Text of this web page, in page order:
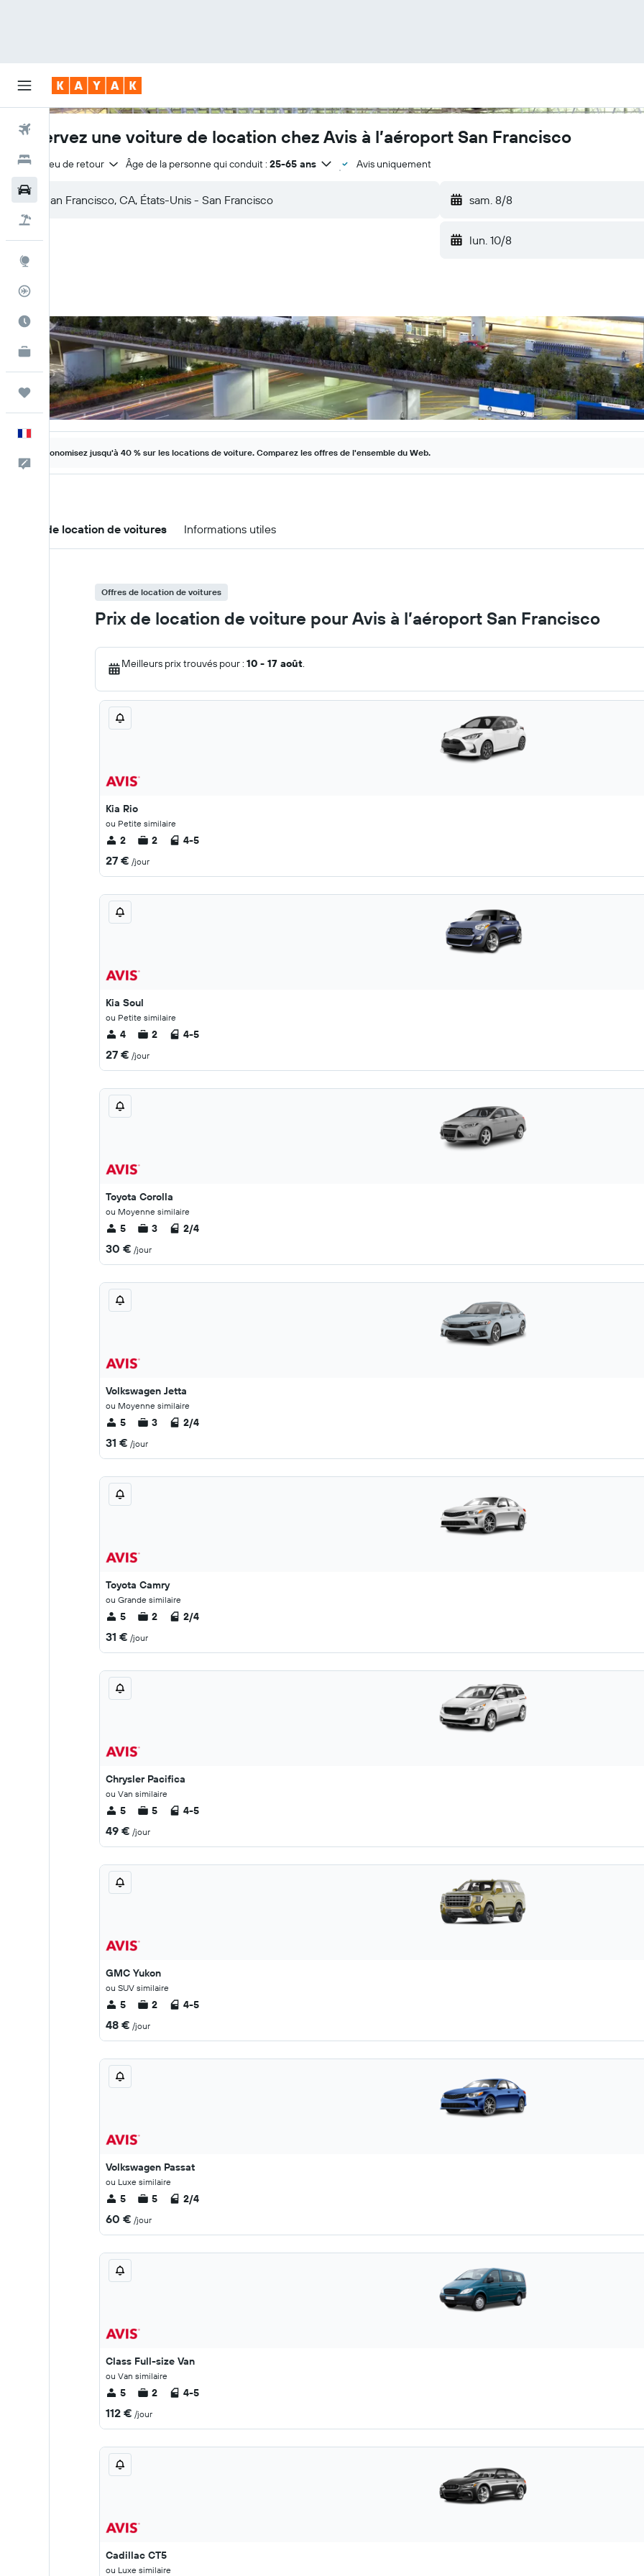
Hôtels
Meilleur moment pour voyager
KAYAK Business
NOUVEAU
Trips
Français
Réservez une voiture de location chez Avis à l’aéroport San Francisco
Même lieu de retour Âge de la personne qui conduit : 25-65 ans Avis uniquement
sam. 8/8
lun. 10/8
Économisez jusqu'à 40 % sur les locations de voiture. Comparez les offres de l'ensemble du Web.
Offres de location de voitures Informations utiles
Offres de location de voitures
Prix de location de voiture pour Avis à l’aéroport San Francisco
Meilleurs prix trouvés pour : 10 - 17 août.
Kia Rio
ou Petite similaire
2 2 4-5
27 € /jour
Kia Soul
ou Petite similaire
4 2 4-5
27 € /jour
Toyota Corolla
ou Moyenne similaire
5 3 2/4
30 € /jour
Volkswagen Jetta
ou Moyenne similaire
5 3 2/4
31 € /jour
Toyota Camry
ou Grande similaire
5 2 2/4
31 € /jour
Chrysler Pacifica
ou Van similaire
5 5 4-5
49 € /jour
GMC Yukon
ou SUV similaire
5 2 4-5
48 € /jour
Volkswagen Passat
ou Luxe similaire
5 5 2/4
60 € /jour
Class Full-size Van
ou Van similaire
5 2 4-5
112 € /jour
Cadillac CT5
ou Luxe similaire